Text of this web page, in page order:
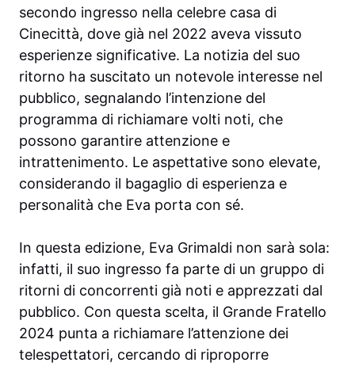
secondo ingresso nella celebre casa di
Cinecittà, dove già nel 2022 aveva vissuto
esperienze significative. La notizia del suo
ritorno ha suscitato un notevole interesse nel
pubblico, segnalando l’intenzione del
programma di richiamare volti noti, che
possono garantire attenzione e
intrattenimento. Le aspettative sono elevate,
considerando il bagaglio di esperienza e
personalità che Eva porta con sé.
In questa edizione, Eva Grimaldi non sarà sola:
infatti, il suo ingresso fa parte di un gruppo di
ritorni di concorrenti già noti e apprezzati dal
pubblico. Con questa scelta, il Grande Fratello
2024 punta a richiamare l’attenzione dei
telespettatori, cercando di riproporre